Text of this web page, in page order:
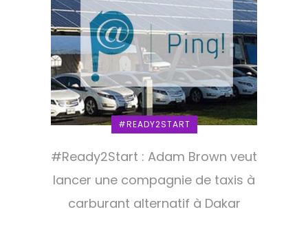
#READY2START
#Ready2Start : Adam Brown veut
lancer une compagnie de taxis à
carburant alternatif à Dakar